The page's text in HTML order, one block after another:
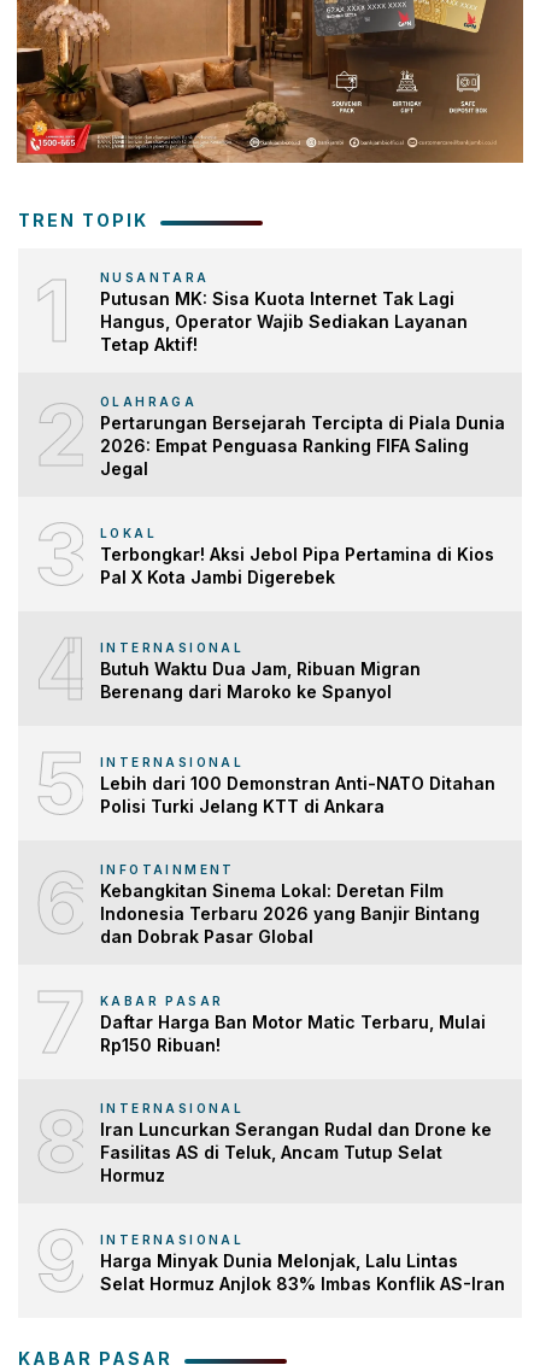
TREN TOPIK
1 NUSANTARA
Putusan MK: Sisa Kuota Internet Tak Lagi
Hangus, Operator Wajib Sediakan Layanan
Tetap Aktif!
2 OLAHRAGA
Pertarungan Bersejarah Tercipta di Piala Dunia
2026: Empat Penguasa Ranking FIFA Saling
Jegal
3 LOKAL
Terbongkar! Aksi Jebol Pipa Pertamina di Kios
Pal X Kota Jambi Digerebek
4 INTERNASIONAL
Butuh Waktu Dua Jam, Ribuan Migran
Berenang dari Maroko ke Spanyol
5 INTERNASIONAL
Lebih dari 100 Demonstran Anti-NATO Ditahan
Polisi Turki Jelang KTT di Ankara
6 INFOTAINMENT
Kebangkitan Sinema Lokal: Deretan Film
Indonesia Terbaru 2026 yang Banjir Bintang
dan Dobrak Pasar Global
7 KABAR PASAR
Daftar Harga Ban Motor Matic Terbaru, Mulai
Rp150 Ribuan!
8 INTERNASIONAL
Iran Luncurkan Serangan Rudal dan Drone ke
Fasilitas AS di Teluk, Ancam Tutup Selat
Hormuz
9 INTERNASIONAL
Harga Minyak Dunia Melonjak, Lalu Lintas
Selat Hormuz Anjlok 83% Imbas Konflik AS-Iran
KABAR PASAR